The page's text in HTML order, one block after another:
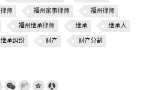
律师 福州家事律师 福州律师
福州继承律师 继承 继承人
继承纠纷 财产 财产分割